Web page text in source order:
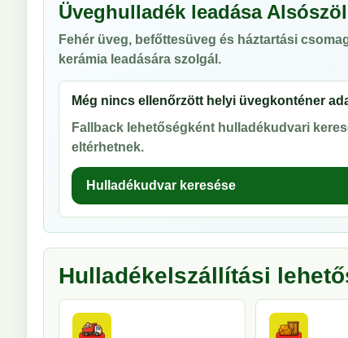
Üveghulladék leadása
Fehér üveg, befőttesüveg és háztartási
kerámia leadására szolgál.
Még nincs ellenőrzött helyi üvegkonténer
Fallback lehetőségként hulladékudvari
eltérhetnek.
Hulladékudvar keresése
Hulladékelszállítási